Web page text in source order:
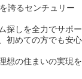
誇るセンチュリー
探しを全力でサポー
初めての方でも安心
想の住まいの実現を